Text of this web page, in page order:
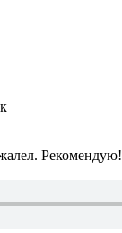
Рекомендую!